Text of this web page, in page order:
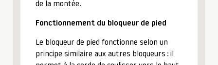
de la montée.
Fonctionnement du bloqueur de pied
Le bloqueur de pied fonctionne selon un
principe similaire aux autres bloqueurs : il